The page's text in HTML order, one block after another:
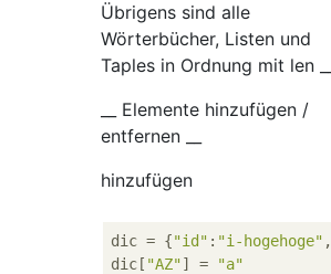
Übrigens sind alle
Wörterbücher, Listen und
Taples in Ordnung mit len __
__ Elemente hinzufügen /
entfernen __
hinzufügen
dic = {"id" : "i-hogehoge" ,
dic[ "AZ"] =
"a"